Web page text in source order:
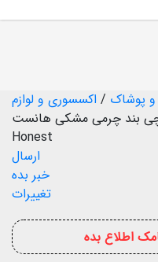
پوشاک / اکسسوری و لوازم
بند چرمی مشکی هانست
Honest
ارسال
خبر بده
تغییرات
اطلاع بده